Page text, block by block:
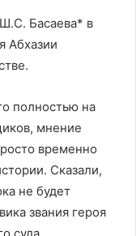
Басаева* в
Абхазии
полностью на
мнение
временно
Сказали,
не будет
звания героя